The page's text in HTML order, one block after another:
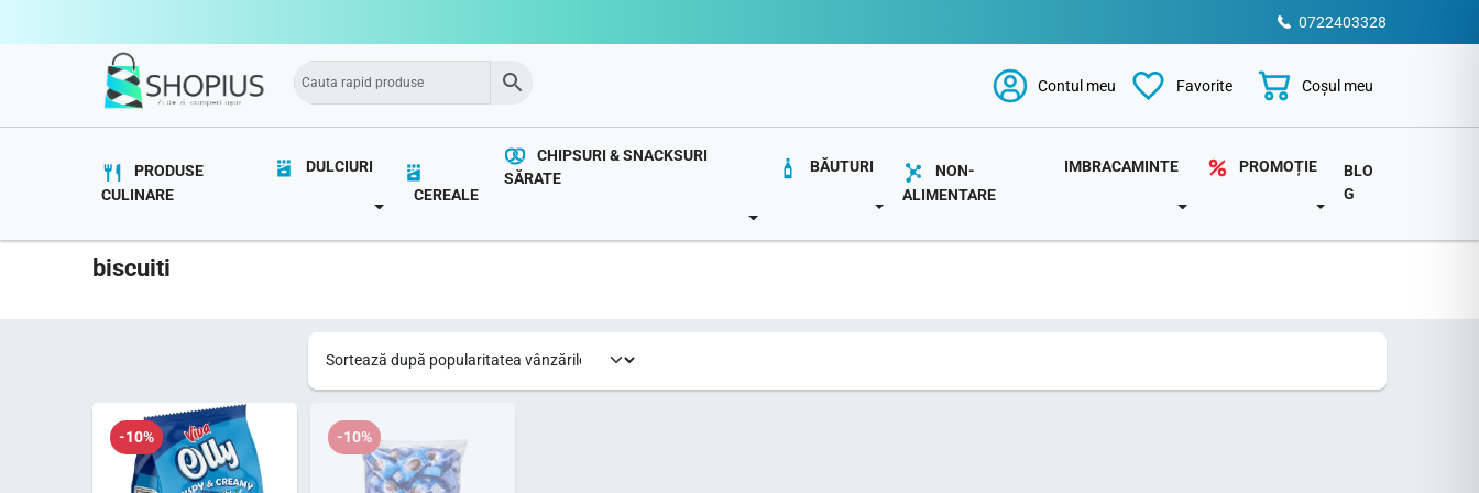
0722403328
Contul meu Favorite Coșul meu
PRODUSE
CULINARE
DULCIURI
TOGGLE DROPDOWN
CEREALE
CHIPSURI & SNACKSURI
SĂRATE
TOGGLE DROPDOWN
BĂUTURI
TOGGLE DROPDOWN
NON-
ALIMENTARE
IMBRACAMINTE
TOGGLE DROPDOWN
PROMOȚIE
TOGGLE DROPDOWN
BLO
G
biscuiti
-10% -10%